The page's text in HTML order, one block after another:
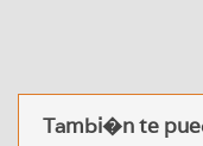
Tambi�n te